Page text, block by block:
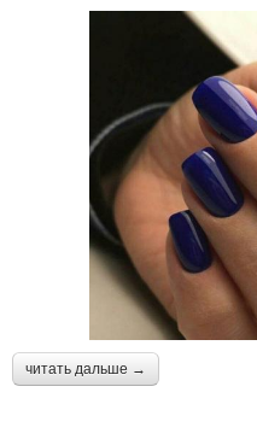
читать дальше →